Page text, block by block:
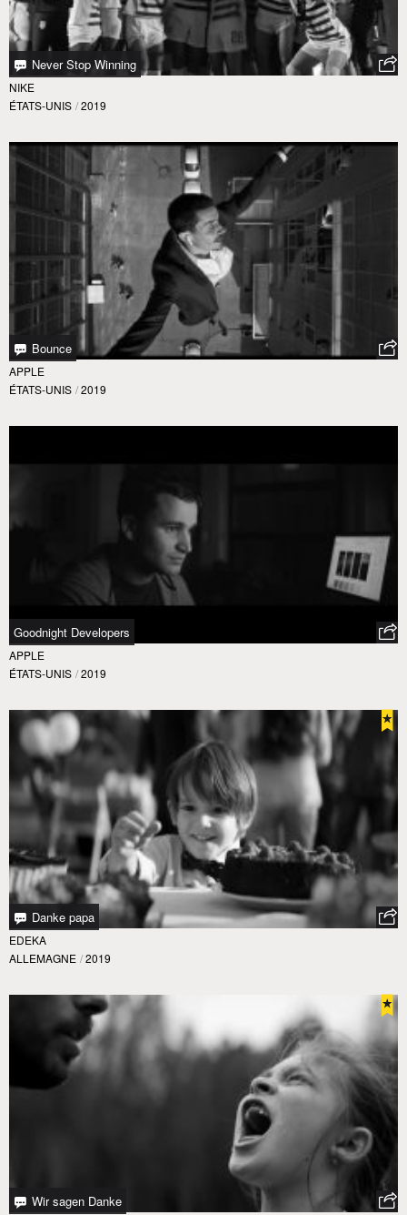
Never Stop Winning
NIKE
ÉTATS-UNIS / 2019
Bounce
APPLE
ÉTATS-UNIS / 2019
Goodnight Developers
APPLE
ÉTATS-UNIS / 2019
Danke papa
EDEKA
ALLEMAGNE / 2019
Wir sagen Danke